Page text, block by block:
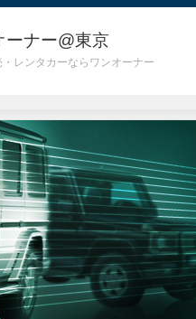
ーナー@東京
レンタカーならワンオーナー